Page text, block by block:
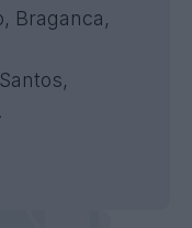
Braganca,